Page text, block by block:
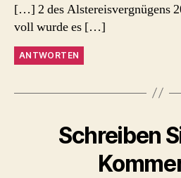
[…] 2 des Alstereisvergnügens
voll wurde es […]
ANTWORTEN
Schreiben